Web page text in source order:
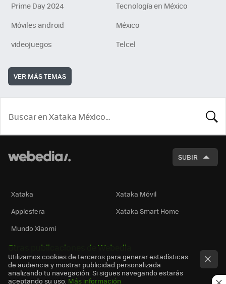
Prime Day 2024
Tecnología en México
Móviles android
México
videojuegos
Telcel
VER MÁS TEMAS
SUBIR
Xataka
Xataka Móvil
Applesfera
Xataka Smart Home
Mundo Xiaomi
Otras publicaciones de Webedia
Utilizamos cookies de terceros para generar estadísticas
de audiencia y mostrar publicidad personalizada
analizando tu navegación. Si sigues navegando estarás
aceptando su uso. Más información